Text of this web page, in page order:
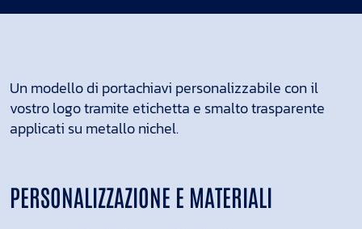
Un modello di portachiavi personalizzabile con il
vostro logo tramite etichetta e smalto trasparente
applicati su metallo nichel.
PERSONALIZZAZIONE E MATERIALI